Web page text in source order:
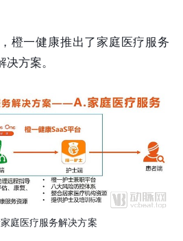
橙一健康推出了家庭医疗服务
方案。
庭医疗服务解决方案